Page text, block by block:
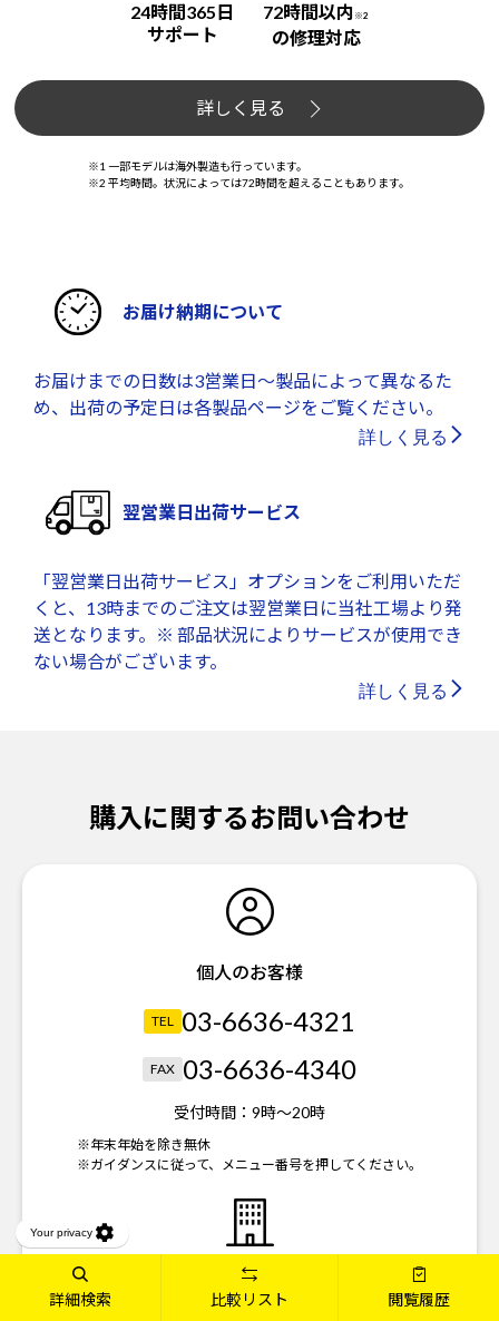
24時間365日
サポート
72時間以内 ※2
の修理対応
詳しく見る
※1 一部モデルは海外製造も行っています。
※2 平均時間。状況によっては72時間を超えることもあります。
お届け納期について
お届けまでの日数は3営業日～製品によって異なるた
め、出荷の予定日は各製品ページをご覧ください。
詳しく見る
翌営業日出荷サービス
「翌営業日出荷サービス」オプションをご利用いただ
くと、13時までのご注文は翌営業日に当社工場より発
送となります。※ 部品状況によりサービスが使用でき
ない場合がございます。
詳しく見る
購入に関するお問い合わせ
個人のお客様
TEL 03-6636-4321
FAX 03-6636-4340
受付時間： 9時～20時
※年末年始を除き無休
※ガイダンスに従って、メニュー番号を押してください。
法人のお客様
詳細検索 比較リスト 閲覧履歴